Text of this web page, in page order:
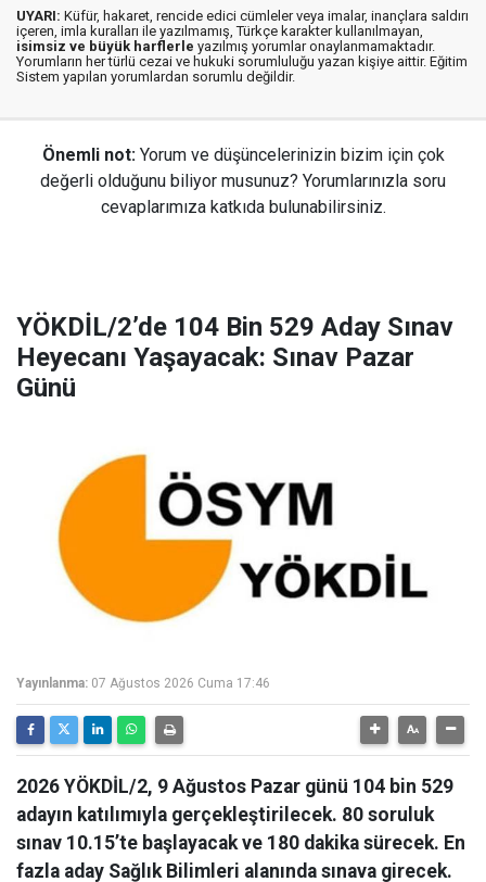
UYARI: Küfür, hakaret, rencide edici cümleler veya imalar, inançlara saldırı
içeren, imla kuralları ile yazılmamış, Türkçe karakter kullanılmayan,
isimsiz ve büyük harflerle yazılmış yorumlar onaylanmamaktadır.
Yorumların her türlü cezai ve hukuki sorumluluğu yazan kişiye aittir. Eğitim
Sistem yapılan yorumlardan sorumlu değildir.
Önemli not: Yorum ve düşüncelerinizin bizim için çok
değerli olduğunu biliyor musunuz? Yorumlarınızla soru
cevaplarımıza katkıda bulunabilirsiniz.
YÖKDİL/2’de 104 Bin 529 Aday Sınav
Heyecanı Yaşayacak: Sınav Pazar
Günü
Yayınlanma: 07 Ağustos 2026 Cuma 17:46
2026 YÖKDİL/2, 9 Ağustos Pazar günü 104 bin 529
adayın katılımıyla gerçekleştirilecek. 80 soruluk
sınav 10.15’te başlayacak ve 180 dakika sürecek. En
fazla aday Sağlık Bilimleri alanında sınava girecek.